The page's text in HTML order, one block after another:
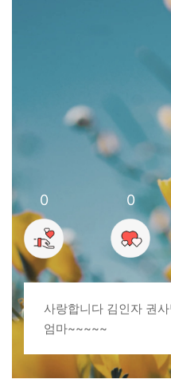
0 0
사랑합니다 김인자 권
엄마~~~~~